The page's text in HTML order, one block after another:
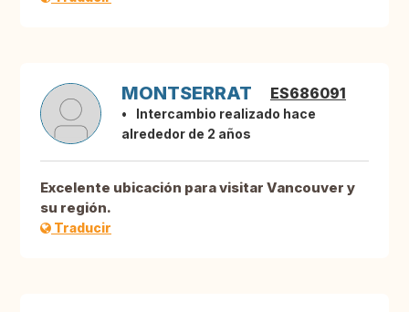
MONTSERRAT ES686091
Intercambio realizado hace
alrededor de 2 años
Excelente ubicación para visitar Vancouver y
su región.
Traducir